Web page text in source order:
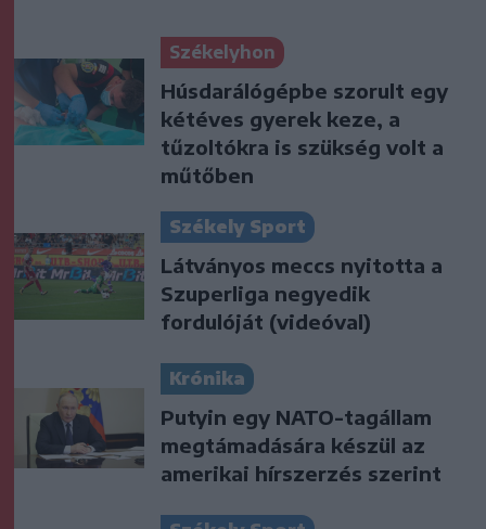
Székelyhon
Húsdarálógépbe szorult egy
kétéves gyerek keze, a
tűzoltókra is szükség volt a
műtőben
Székely Sport
Látványos meccs nyitotta a
Szuperliga negyedik
fordulóját (videóval)
Krónika
Putyin egy NATO-tagállam
megtámadására készül az
amerikai hírszerzés szerint